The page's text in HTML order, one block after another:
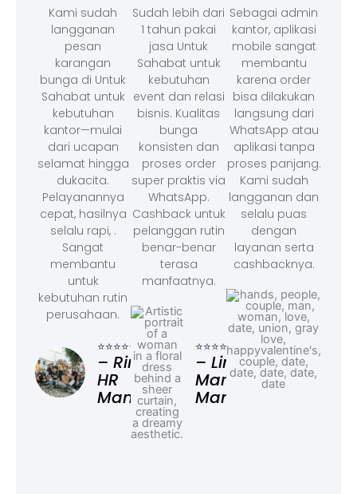
Kami sudah
langganan
pesan
karangan
bunga di Untuk
Sahabat untuk
kebutuhan
kantor—mulai
dari ucapan
selamat hingga
dukacita.
Pelayanannya
cepat, hasilnya
selalu rapi, .
Sangat
membantu
untuk
kebutuhan rutin
perusahaan.
⭐⭐⭐⭐⭐
– Rina,
HR
Manager
Sudah lebih dari
1 tahun pakai
jasa Untuk
Sahabat untuk
kebutuhan
event dan relasi
bisnis. Kualitas
bunga
konsisten dan
proses order
super praktis via
WhatsApp.
Cashback untuk
pelanggan rutin
benar-benar
terasa
manfaatnya.
⭐⭐⭐⭐⭐
– Linda,
Marketing
Manager
Sebagai admin
kantor, aplikasi
mobile sangat
membantu
karena order
bisa dilakukan
langsung dari
WhatsApp atau
aplikasi tanpa
proses panjang.
Kami sudah
langganan dan
selalu puas
dengan
layanan serta
cashbacknya.